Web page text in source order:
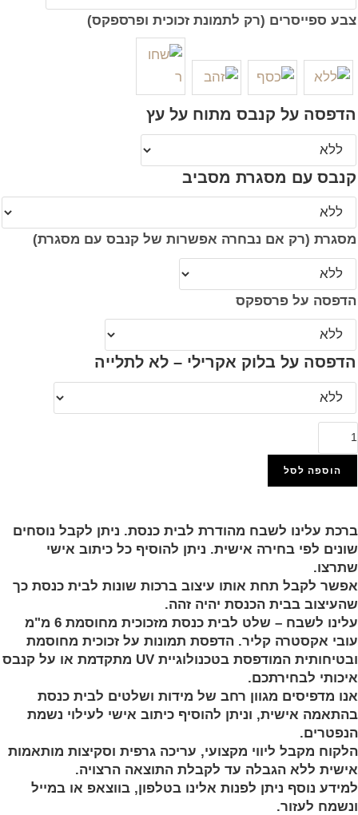
צבע ספייסרים (רק לתמונת זכוכית ופרספקס)
הדפסה על קנבס מתוח על עץ
קנבס עם מסגרת מסביב
מסגרת (רק אם נבחרה אפשרות של קנבס עם מסגרת)
הדפסה על פרספקס
הדפסה על בלוק אקרילי – לא לתלייה
2827
-
ברכת
עלינו
לשבח
לבית
כנסת
על
קנבס
או
זכוכית
מחוסמת
הוספה לסל
ברכת עלינו לשבח מהודרת לבית כנסת. ניתן לקבל נוסחים
שונים לפי בחירה אישית. ניתן להוסיף כל כיתוב אישי
שתרצו.
אפשר לקבל תחת אותו עיצוב ברכות שונות לבית כנסת כך
שהעיצוב בבית הכנסת יהיה זהה.
עלינו לשבח – שלט לבית כנסת מזכוכית מחוסמת 6 מ"מ
עובי אקסטרה קליר. הדפסת תמונות על זכוכית מחוסמת
ובטיחותית המודפסת בטכנולוגיית UV מתקדמת או על קנבס
איכותי לבחירתכם.
אנו מדפיסים מגוון רחב של מידות ושלטים לבית כנסת
בהתאמה אישית, וניתן להוסיף כיתוב אישי לעילוי נשמת
הנפטרים.
הלקוח מקבל ליווי מקצועי, עריכה גרפית וסקיצות מותאמות
אישית ללא הגבלה עד לקבלת התוצאה הרצויה.
למידע נוסף ניתן לפנות אלינו בטלפון, בווצאפ או במייל
ונשמח לעזור.